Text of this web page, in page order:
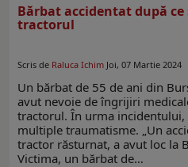
Bărbat accidentat după
tractorul
Scris de Raluca Ichim Joi, 07 Martie 2024
Un bărbat de 55 de ani din
avut nevoie de îngrijiri
tractorul. În urma incidentului,
multiple traumatisme. „Un
tractor răsturnat, a avut loc la
Victima, un bărbat de…